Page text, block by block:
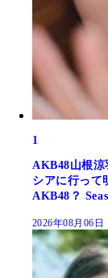
1
AKB48山根
シアに行って
AKB48？
2026年08月06日